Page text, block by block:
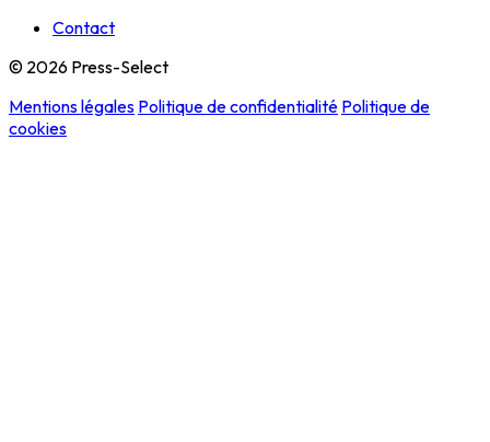
Contact
© 2026 Press-Select
Mentions légales Politique de confidentialité Politique de
cookies